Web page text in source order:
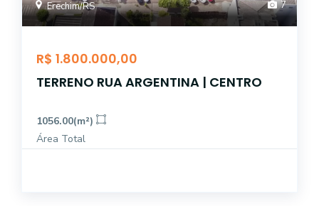
Erechim/RS 7
R$ 1.800.000,00
TERRENO RUA ARGENTINA | CENTRO
1056.00(m²)
Área Total